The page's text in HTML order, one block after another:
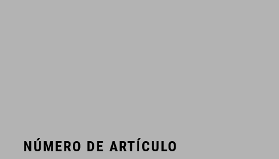
NÚMERO DE ARTÍCULO